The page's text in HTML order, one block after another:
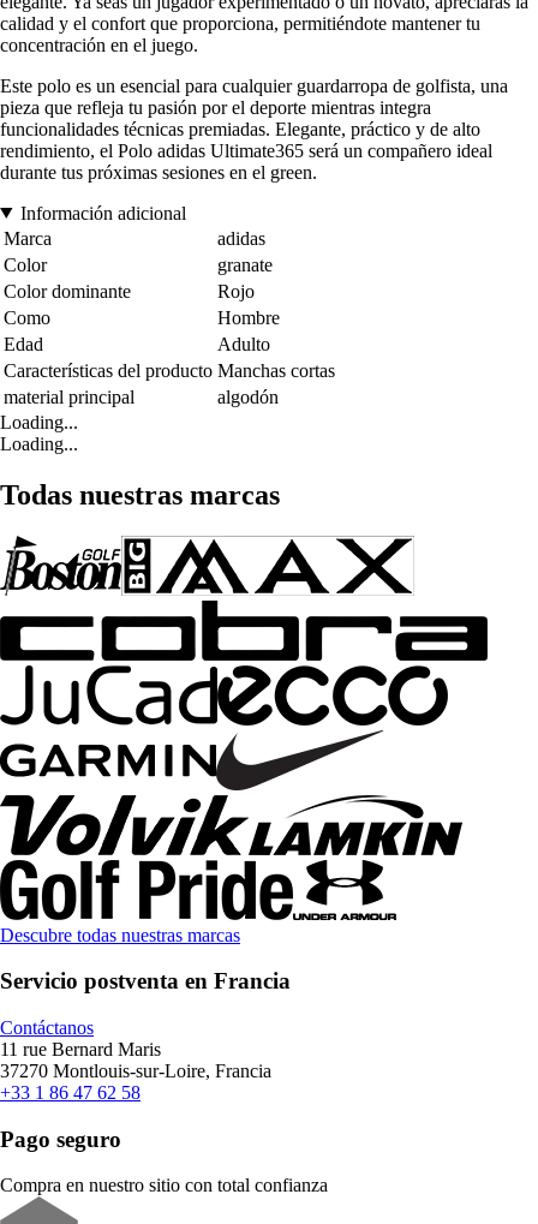
calidad y el confort que proporciona, permitiéndote mantener tu
concentración en el juego.
Este polo es un esencial para cualquier guardarropa de golfista, una
pieza que refleja tu pasión por el deporte mientras integra
funcionalidades técnicas premiadas. Elegante, práctico y de alto
rendimiento, el Polo adidas Ultimate365 será un compañero ideal
durante tus próximas sesiones en el green.
Información adicional
Marca
adidas
Color
granate
Color dominante
Rojo
Como
Hombre
Edad
Adulto
Características del producto Manchas cortas
material principal
algodón
Loading...
Loading...
Todas nuestras marcas
Descubre todas nuestras marcas
Servicio postventa en Francia
Contáctanos
11 rue Bernard Maris
37270 Montlouis-sur-Loire, Francia
+33 1 86 47 62 58
Pago seguro
Compra en nuestro sitio con total confianza